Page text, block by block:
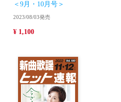
＜9月・10月号＞
2023/08/03発売
¥ 1,100